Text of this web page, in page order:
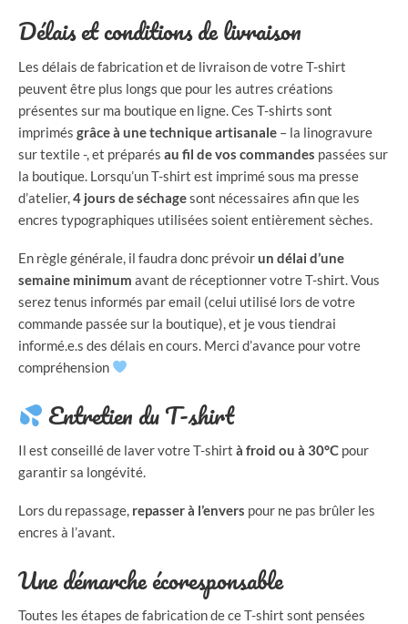
Délais et conditions de livraison
Les délais de fabrication et de livraison de votre T-shirt
peuvent être plus longs que pour les autres créations
présentes sur ma boutique en ligne. Ces T-shirts sont
imprimés grâce à une technique artisanale – la linogravure
sur textile -, et préparés au fil de vos commandes passées sur
la boutique. Lorsqu’un T-shirt est imprimé sous ma presse
d’atelier, 4 jours de séchagesont nécessaires afin que les
encres typographiques utilisées soient entièrement sèches.
En règle générale, il faudra donc prévoirun délai d’une
semaine minimum avant de réceptionner votre T-shirt. Vous
serez tenus informés par email (celui utilisé lors de votre
commande passée sur la boutique), et je vous tiendrai
informé.e.s des délais en cours. Merci d’avance pour votre
compréhension
Entretien du T-shirt
Il est conseillé de laver votre T-shirt à froid ou à 30°C pour
garantir sa longévité.
Lors du repassage, repasser à l’envers pour ne pas brûler les
encres à l’avant.
Une démarche écoresponsable
Toutes les étapes de fabrication de ce T-shirt sont pensées